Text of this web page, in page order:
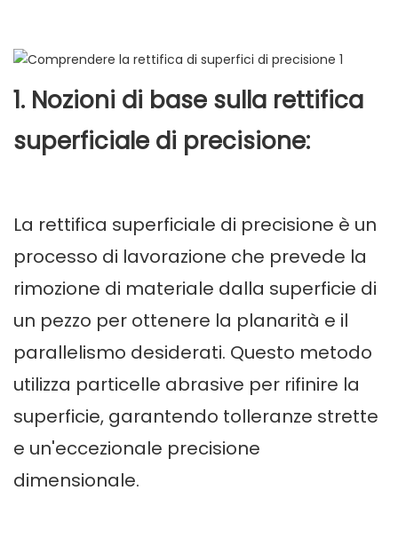
1. Nozioni di base sulla rettifica
superficiale di precisione:
La rettifica superficiale di precisione è un
processo di lavorazione che prevede la
rimozione di materiale dalla superficie di
un pezzo per ottenere la planarità e il
parallelismo desiderati. Questo metodo
utilizza particelle abrasive per rifinire la
superficie, garantendo tolleranze strette
e un'eccezionale precisione
dimensionale.